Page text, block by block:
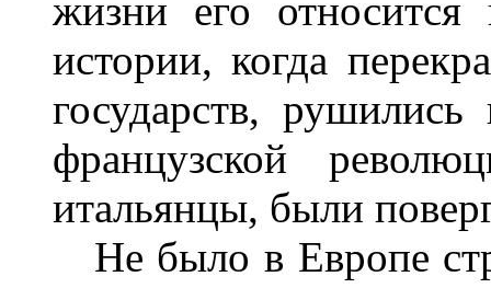
жизни его
истории, когда
государств,
французской
итальянцы, были
Не было в Европе